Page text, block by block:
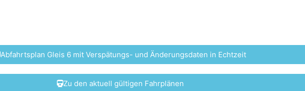
Abfahrtsplan Gleis 6 mit Verspätungs- und Änderungsdaten in Echtzeit
Zu den aktuell gültigen Fahrplänen